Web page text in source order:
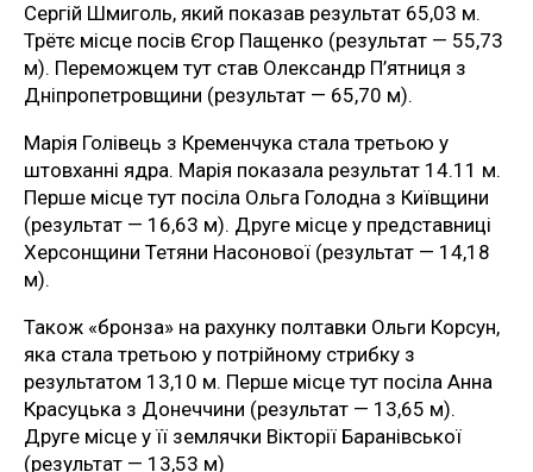
Сергій Шмиголь, який показав результат 65,03 м.
Трётє місце посів Єгор Пащенко (результат — 55,73
м). Переможцем тут став Олександр П’ятниця з
Дніпропетровщини (результат — 65,70 м).
Марія Голівець з Кременчука стала третьою у
штовханні ядра. Марія показала результат 14.11 м.
Перше місце тут посіла Ольга Голодна з Київщини
(результат — 16,63 м). Друге місце у представниці
Херсонщини Тетяни Насонової (результат — 14,18
м).
Також «бронза» на рахунку полтавки Ольги Корсун,
яка стала третьою у потрійному стрибку з
результатом 13,10 м. Перше місце тут посіла Анна
Красуцька з Донеччини (результат — 13,65 м).
Друге місце у її землячки Вікторії Баранівської
(результат — 13,53 м)